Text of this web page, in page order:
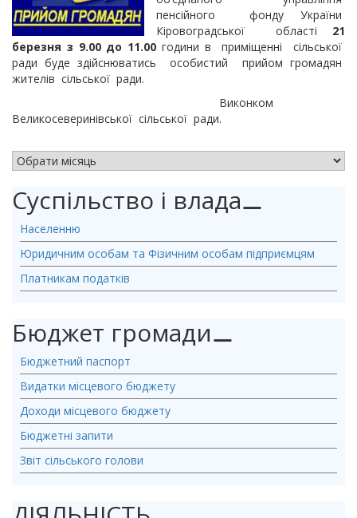
пенсійного фонду України
Кіровоградської області 21
березня з 9.00 до 11.00 години в приміщенні сільської
ради буде здійснюватись особистий прийом громадян
жителів сільської ради.
Виконком
Великосеверинівської сільської ради.
Суспільство і влада⚊
Населенню
Юридичним особам та Фізичним особам підприємцям
Платникам податків
Бюджет громади⚊
Бюджетний паспорт
Видатки місцевого бюджету
Доходи місцевого бюджету
Бюджетні запити
Звіт сільського голови